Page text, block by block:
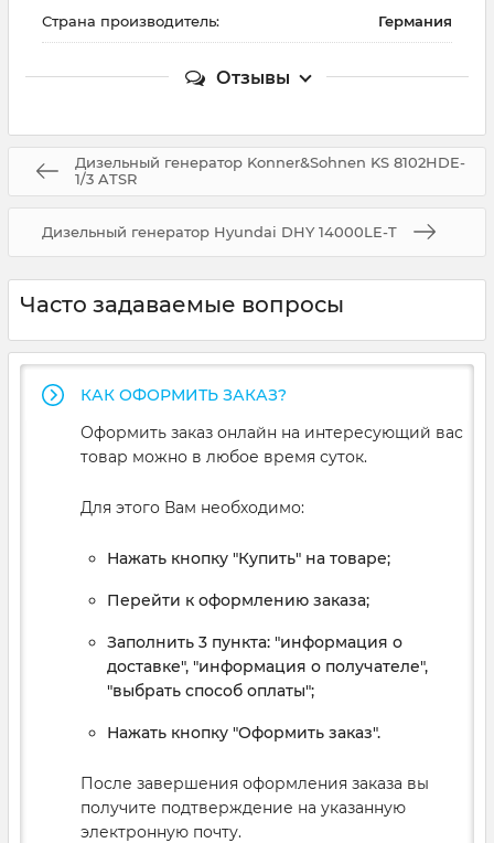
Страна производитель: Германия
Отзывы
Дизельный генератор Konner&Sohnen KS 8102HDE-
1/3 ATSR
Дизельный генератор Hyundai DHY 14000LE-T
Часто задаваемые вопросы
КАК ОФОРМИТЬ ЗАКАЗ?
Оформить заказ онлайн на интересующий вас
товар можно в любое время суток.
Для этого Вам необходимо:
Нажать кнопку "Купить" на товаре;
Перейти к оформлению заказа;
Заполнить 3 пункта: "информация о
доставке", "информация о получателе",
"выбрать способ оплаты";
Нажать кнопку "Оформить заказ".
После завершения оформления заказа вы
получите подтверждение на указанную
электронную почту.